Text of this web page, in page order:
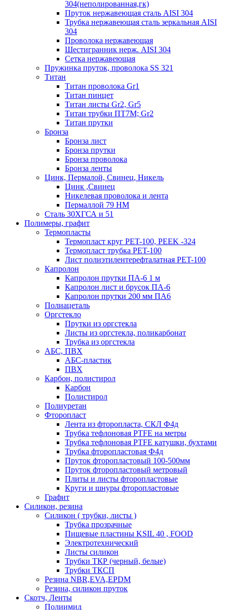
304(неполированная,гк)
Пруток нержавеющая сталь AISI 304
Трубка нержавеющая сталь зеркальная AISI
304
Проволока нержавеющая
Шестигранник нерж. AISI 304
Сетка нержавеющая
Пружинка пруток, проволока SS 321
Титан
Титан проволока Gr1
Титан пинцет
Титан листы Gr2, Gr5
Титан трубки ПТ7М; Gr2
Титан прутки
Бронза
Бронза лист
Бронза прутки
Бронза проволока
Бронза ленты
Цинк, Пермалой, Свинец, Никель
Цинк ,Свинец
Никелевая проволока и лента
Пермаллой 79 НМ
Сталь 30ХГСА и 51
Полимеры, графит
Термопласты
Термопласт круг PET-100, PEEK -324
Термопласт трубка PET-100
Лист полиэтилентерефталатная PET-100
Капролон
Капролон прутки ПА-6 1 м
Капролон лист и брусок ПА-6
Капролон прутки 200 мм ПА6
Полиацеталь
Оргстекло
Прутки из оргстекла
Листы из оргстекла, поликарбонат
Трубка из оргстекла
АБС, ПВХ
АБС-пластик
ПВХ
Карбон, полистирол
Карбон
Полистирол
Полиуретан
Фторопласт
Лента из фторопласта, СКЛ Ф4д
Трубка тефлоновая PTFE на метры
Трубка тефлоновая PTFE катушки, бухтами
Трубка фторопластовая Ф4д
Пруток фторопластовый 100-500мм
Пруток фторопластовый метровый
Плиты и листы фторопластовые
Круги и шнуры фторопластовые
Графит
Силикон, резина
Силикон ( трубки, листы )
Трубка прозрачные
Пищевые пластины KSIL 40 , FOOD
Электротехнический
Листы силикон
Трубки ТКР (черный, белые)
Трубки ТКСП
Резина NBR,EVA,EPDM
Резина, силикон пруток
Скотч, Ленты
Полиимид